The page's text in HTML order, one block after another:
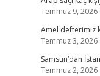
Temmuz 9, 2026
Amel defterimiz
Temmuz 3, 2026
Samsun’dan
Temmuz 2, 2026